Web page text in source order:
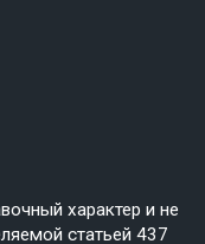
характер и не
статьей 437